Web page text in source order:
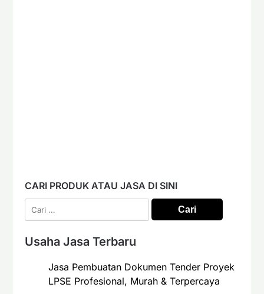
CARI PRODUK ATAU JASA DI SINI
Cari
untuk:
Usaha Jasa Terbaru
Jasa Pembuatan Dokumen Tender Proyek
LPSE Profesional, Murah & Terpercaya